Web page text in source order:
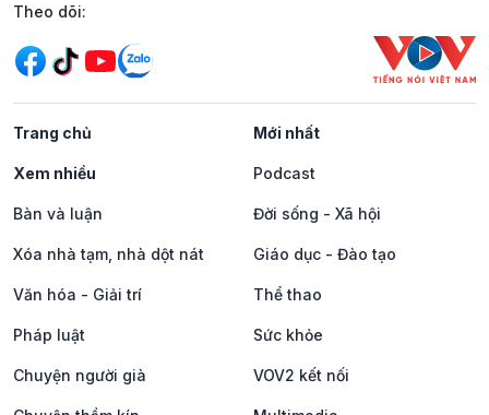
Mạng xã hội
Theo dõi:
Trang chủ Mới nhất
Xem nhiều Podcast
Bàn và luận Đời sống - Xã hội
Xóa nhà tạm, nhà dột nát Giáo dục - Đào tạo
Văn hóa - Giải trí Thể thao
Pháp luật Sức khỏe
Chuyện người già VOV2 kết nối